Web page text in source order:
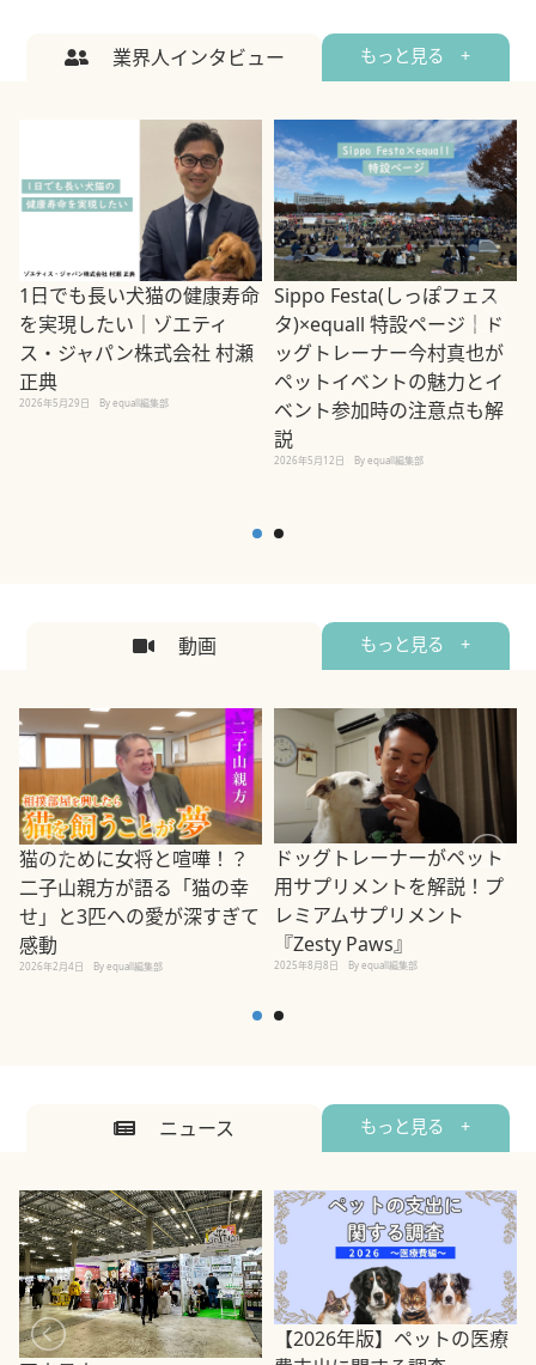
業界人インタビュー もっと見る +
1日でも長い犬猫の健康寿命
を実現したい｜ゾエティ
ス・ジャパン株式会社 村瀬
正典
2026年5月29日 By equall編集部
Sippo Festa(しっぽフェス
タ)×equall 特設ページ｜ド
ッグトレーナー今村真也が
ペットイベントの魅力とイ
ベント参加時の注意点も解
説
2026年5月12日 By equall編集部
動画 もっと見る +
猫のために女将と喧嘩！？
二子山親方が語る「猫の幸
せ」と3匹への愛が深すぎて
感動
2026年2月4日 By equall編集部
ドッグトレーナーがペット
用サプリメントを解説！プ
レミアムサプリメント
『Zesty Paws』
2025年8月8日 By equall編集部
ニュース もっと見る +
【2026年版】ペットの医療